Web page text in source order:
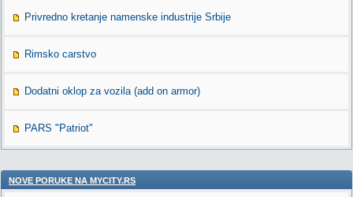
Privredno kretanje namenske industrije Srbije
Rimsko carstvo
Dodatni oklop za vozila (add on armor)
PARS "Patriot"
NOVE PORUKE NA MYCITY.RS